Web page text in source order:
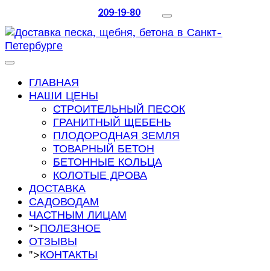
209-19-80
ГЛАВНАЯ
НАШИ ЦЕНЫ
СТРОИТЕЛЬНЫЙ ПЕСОК
ГРАНИТНЫЙ ЩЕБЕНЬ
ПЛОДОРОДНАЯ ЗЕМЛЯ
ТОВАРНЫЙ БЕТОН
БЕТОННЫЕ КОЛЬЦА
КОЛОТЫЕ ДРОВА
ДОСТАВКА
САДОВОДАМ
ЧАСТНЫМ ЛИЦАМ
">ПОЛЕЗНОЕ
ОТЗЫВЫ
">КОНТАКТЫ